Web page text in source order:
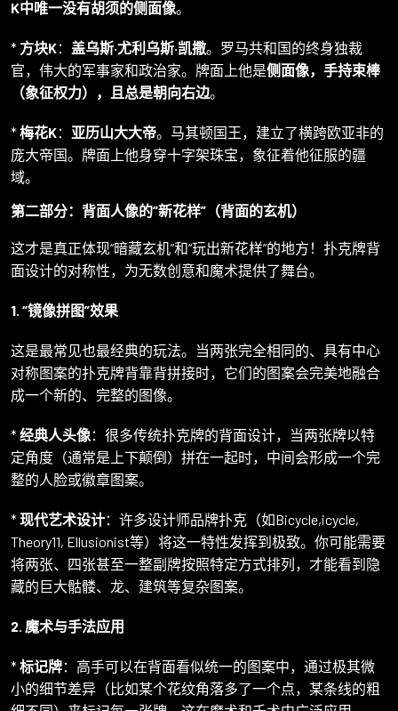
K中唯一没有胡须的侧面像。
* 方块K： 盖乌斯·尤利乌斯·凯撒。罗马共和国的终身独裁
官，伟大的军事家和政治家。牌面上他是侧面像，手持束棒
（象征权力），且总是朝向右边。
*梅花K： 亚历山大大帝。马其顿国王，建立了横跨欧亚非的
庞大帝国。牌面上他身穿十字架珠宝，象征着他征服的疆
域。
第二部分：背面人像的“新花样”（背面的玄机）
这才是真正体现“暗藏玄机”和“玩出新花样”的地方！扑克牌背
面设计的对称性，为无数创意和魔术提供了舞台。
1. “镜像拼图”效果
这是最常见也最经典的玩法。当两张完全相同的、具有中心
对称图案的扑克牌背靠背拼接时，它们的图案会完美地融合
成一个新的、完整的图像。
*经典人头像：很多传统扑克牌的背面设计，当两张牌以特
定角度（通常是上下颠倒）拼在一起时，中间会形成一个完
整的人脸或徽章图案。
*现代艺术设计：许多设计师品牌扑克（如Bicycle,icycle,
Theory11, Ellusionist等）将这一特性发挥到极致。你可能需要
将两张、四张甚至一整副牌按照特定方式排列，才能看到隐
藏的巨大骷髅、龙、建筑等复杂图案。
2. 魔术与手法应用
*标记牌：高手可以在背面看似统一的图案中，通过极其微
小的细节差异（比如某个花纹角落多了一个点，某条线的粗